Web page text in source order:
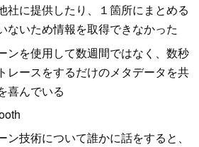
社に提供したり、１箇所にまとめる
ないため情報を取得できなかった
ンを使用して数週間ではなく、数秒
レースをするだけのメタデータを共
喜んでいる
ン技術について誰かに話をすると、